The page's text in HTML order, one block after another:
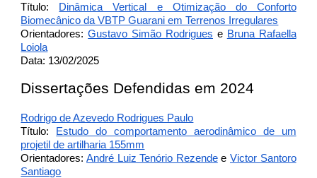
Título:
Dinâmica Vertical e Otimização do Conforto
Biomecânico da VBTP Guarani em Terrenos Irregulares
Orientadores: Gustavo Simão Rodrigues e Bruna Rafaella
Loiola
Data: 13/02/2025
Dissertações Defendidas em 2024
Rodrigo de Azevedo Rodrigues Paulo
Título:
Estudo do comportamento aerodinâmico de um
projetil de artilharia 155mm
Orientadores: André Luiz Tenório Rezendee Victor Santoro
Santiago